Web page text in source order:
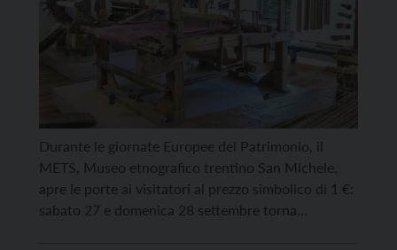
Durante le giornate Europee del Patrimonio, il
METS, Museo etnografico trentino San Michele,
apre le porte ai visitatori al prezzo simbolico di 1 €:
sabato 27 e domenica 28 settembre torna